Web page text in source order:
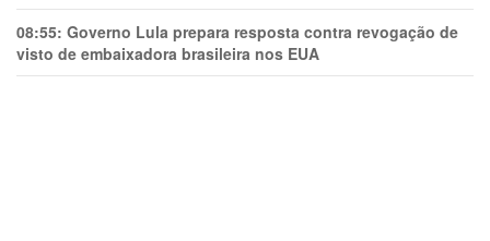
08:55: Governo Lula prepara resposta contra revogação de
visto de embaixadora brasileira nos EUA